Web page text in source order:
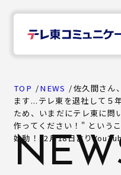
TOP
News
TOP NEWS
佐久間さん
ます...テレ東を退社して
ため、いまだにテレ東に
作ってください！" という
始動！12月18日より